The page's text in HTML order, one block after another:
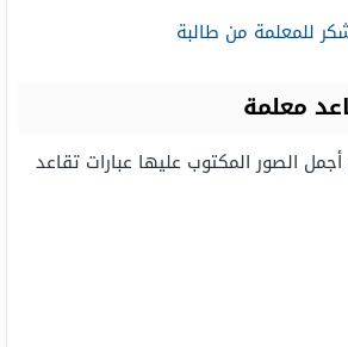
للمعلمة من طالبة
معلمة
الصور المكتوب عليها عبارات تقاعد